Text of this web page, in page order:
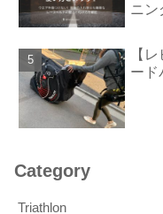
ニン
【
ード
Category
Triathlon